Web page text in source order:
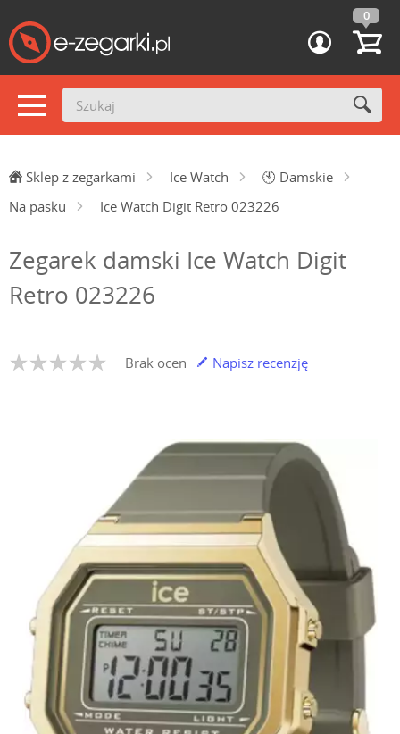
0
Sklep z zegarkami Ice Watch 🕙 Damskie
Na pasku
Ice Watch Digit Retro 023226
Zegarek damski Ice Watch Digit
Retro 023226
Brak ocen Napisz recenzję